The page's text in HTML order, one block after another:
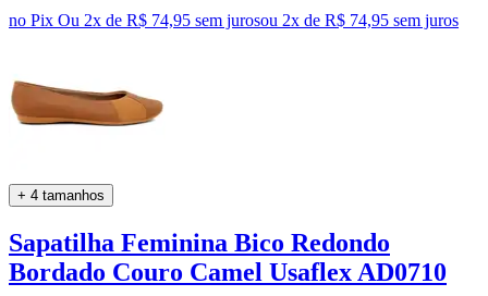
no Pix Ou 2x de R$ 74,95 sem jurosou 2x de R$ 74,95 sem juros
+ 4 tamanhos
Sapatilha Feminina Bico Redondo
Bordado Couro Camel Usaflex AD0710